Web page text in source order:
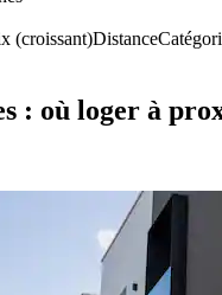
(croissant)Distance
: où loger à